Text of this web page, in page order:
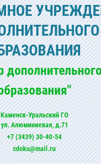
дополнительного
Каменск-Уральский ГО
ул. Алюминиевая, д.71
+7 (3439) 30-40-54
cdoku@mail.ru